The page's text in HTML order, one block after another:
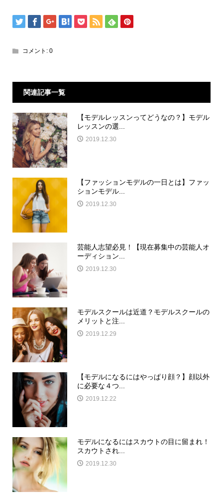
コメント: 0
関連記事一覧
【モデルレッスンってどうなの？】モデル
レッスンの選...
2019.12.30
【ファッションモデルの一日とは】ファッ
ションモデル...
2019.12.30
芸能人志望必見！【現在募集中の芸能人オ
ーディション...
2019.12.30
モデルスクールは近道？モデルスクールの
メリットと注...
2019.12.29
【モデルになるにはやっぱり顔？】顔以外
に必要な４つ...
2019.12.22
モデルになるにはスカウトの目に留まれ！
スカウトされ...
2019.12.30